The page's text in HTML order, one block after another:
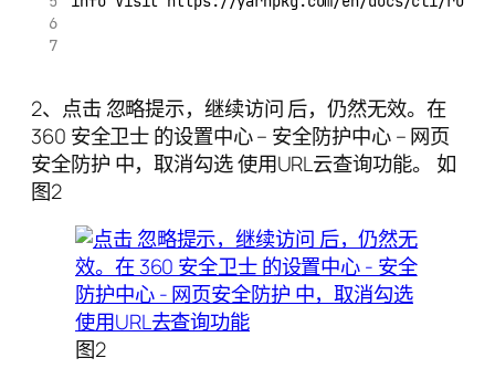
2、点击 忽略提示，继续访问 后，仍然无效。在
360 安全卫士 的设置中心 – 安全防护中心 – 网页
安全防护 中，取消勾选 使用URL云查询功能。 如
图2
图2